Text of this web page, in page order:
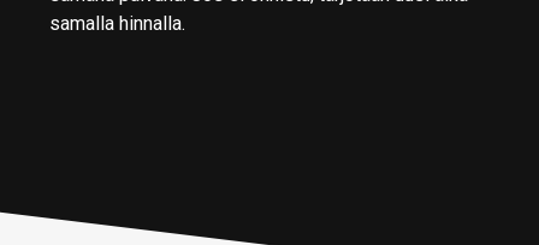
samalla hinnalla.